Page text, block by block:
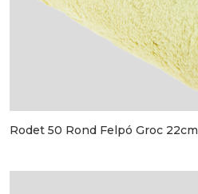
Rodet 50 Rond Felpó Groc 22cm